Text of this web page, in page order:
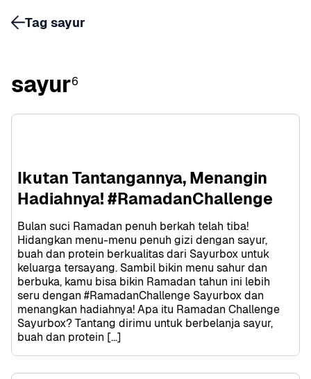
sayur6
Ikutan Tantangannya, Menangin
Hadiahnya! #RamadanChallenge
Bulan suci Ramadan penuh berkah telah tiba!
Hidangkan menu-menu penuh gizi dengan sayur,
buah dan protein berkualitas dari Sayurbox untuk
keluarga tersayang. Sambil bikin menu sahur dan
berbuka, kamu bisa bikin Ramadan tahun ini lebih
seru dengan #RamadanChallenge Sayurbox dan
menangkan hadiahnya! Apa itu Ramadan Challenge
Sayurbox? Tantang dirimu untuk berbelanja sayur,
buah dan protein […]
Tag sayur